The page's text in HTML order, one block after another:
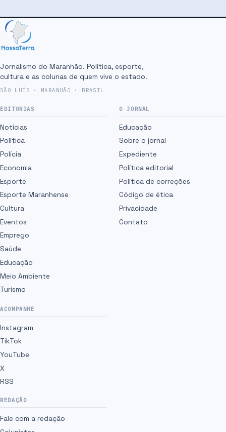
Jornalismo do Maranhão. Política, esporte,
cultura e as colunas de quem vive o estado.
SÃO LUÍS · MARANHÃO · BRASIL
EDITORIAS
Notícias
Política
Polícia
Economia
Esporte
Esporte Maranhense
Cultura
Eventos
Emprego
Saúde
Educação
Meio Ambiente
Turismo
O JORNAL
Educação
Sobre o jornal
Expediente
Política editorial
Política de correções
Código de ética
Privacidade
Contato
ACOMPANHE
Instagram
TikTok
YouTube
X
RSS
REDAÇÃO
Fale com a redação